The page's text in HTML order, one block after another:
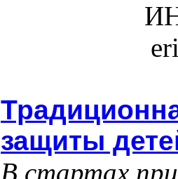
защиты
В стартах